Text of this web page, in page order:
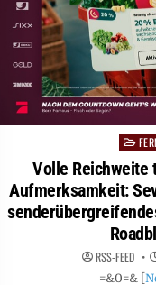
Posted
Volle
Aufmerksamkeit:
RSS-FEED
=&0=& [